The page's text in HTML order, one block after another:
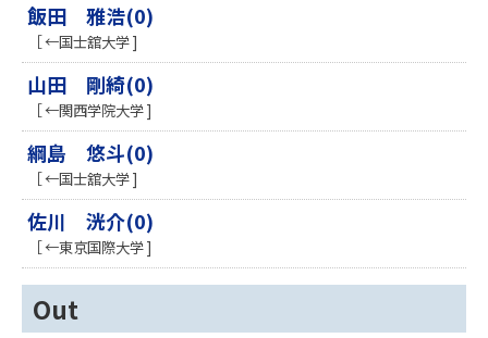
飯田 雅浩(0)
［ ←国士舘大学 ]
山田 剛綺(0)
［ ←関西学院大学 ]
綱島 悠斗(0)
［ ←国士舘大学 ]
佐川 洸介(0)
［ ←東京国際大学 ]
Out